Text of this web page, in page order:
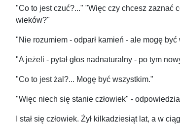
"Co to jest czuć?..." "Więc czy chcesz zaznać
wieków?"
"Nie rozumiem - odparł kamień - ale mogę być
"A jeżeli - pytał głos nadnaturalny - po tym
"Co to jest żal?... Mogę być wszystkim."
"Więc niech się stanie człowiek" -
I stał się człowiek. Żył kilkadziesiąt lat, a w